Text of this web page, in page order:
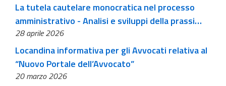
La tutela cautelare monocratica nel processo
amministrativo - Analisi e sviluppi della prassi
giurisprudenziale a proposito di un recente studio
28 aprile 2026
Locandina informativa per gli Avvocati relativa al
“Nuovo Portale dell’Avvocato”
20 marzo 2026